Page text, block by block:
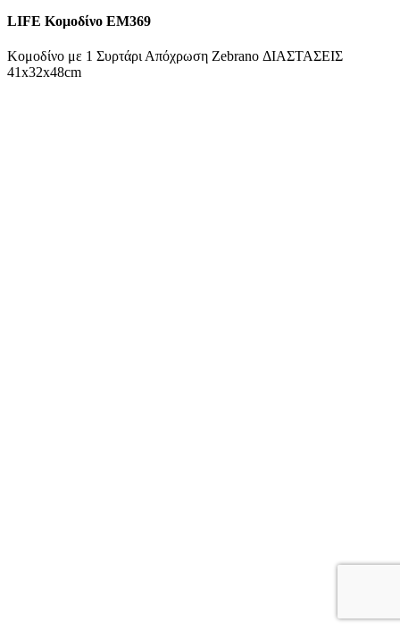
LIFE Κομοδίνο ΕΜ369
Κομοδίνο με 1 Συρτάρι Απόχρωση Zebrano ΔΙΑΣΤΑΣΕΙΣ
41x32x48cm